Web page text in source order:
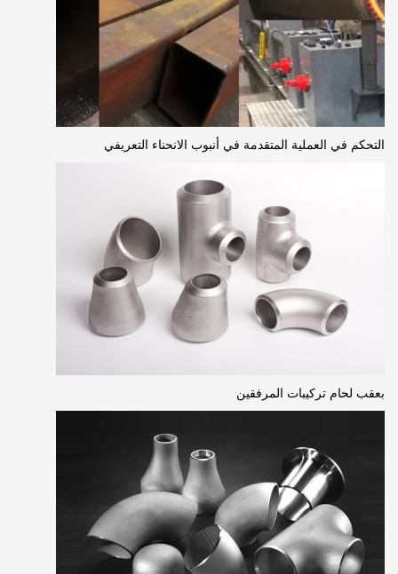
التحكم في العملية المتقدمة في أنبوب الانحناء التعريفي
بعقب لحام تركيبات المرفقين